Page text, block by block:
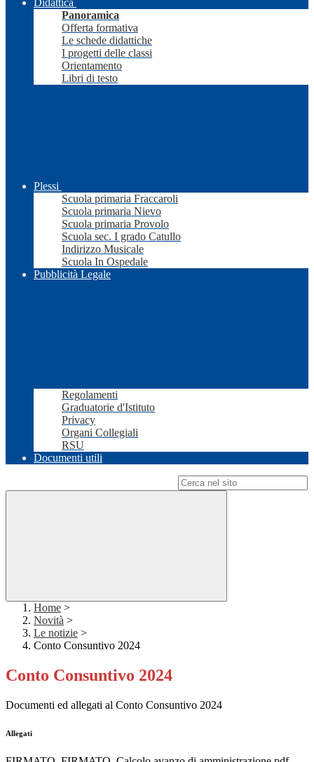
Didattica
Panoramica
Offerta formativa
Le schede didattiche
I progetti delle classi
Orientamento
Libri di testo
Plessi
Scuola primaria Fraccaroli
Scuola primaria Nievo
Scuola primaria Provolo
Scuola sec. I grado Catullo
Indirizzo Musicale
Scuola In Ospedale
Pubblicità Legale
Regolamenti
Graduatorie d'Istituto
Privacy
Organi Collegiali
RSU
Documenti utili
Home >
Novità >
Le notizie >
Conto Consuntivo 2024
Conto Consuntivo 2024
Documenti ed allegati al Conto Consuntivo 2024
Allegati